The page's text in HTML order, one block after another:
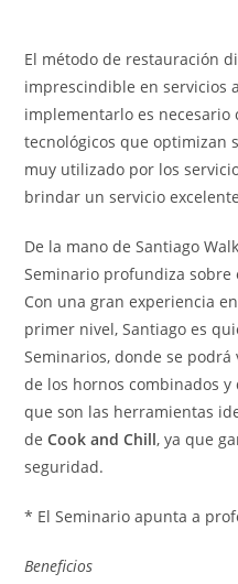
El método de restauración
imprescindible en servicios
implementarlo es necesario
tecnológicos que optimizan
muy utilizado por los
brindar un servicio
De la mano de Santiago
Seminario profundiza sobre
Con una gran experiencia
primer nivel, Santiago es
Seminarios, donde se
de los hornos combinados
que son las herramientas
deCook and Chill, ya que
seguridad.
* El Seminario apunta a
Beneficios